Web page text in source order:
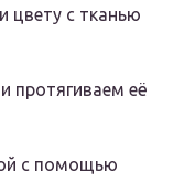
цвету с тканью
протягиваем её
с помощью